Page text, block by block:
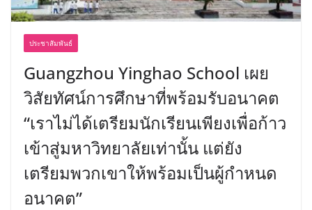
ประชาสัมพันธ์
Guangzhou Yinghao School เผย
วิสัยทัศน์การศึกษาที่พร้อมรับอนาคต
“เราไม่ได้เตรียมนักเรียนเพียงเพื่อก้าว
เข้าสู่มหาวิทยาลัยเท่านั้น แต่ยัง
เตรียมพวกเขาให้พร้อมเป็นผู้กำหนด
อนาคต”